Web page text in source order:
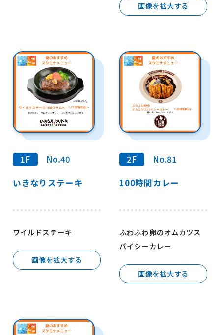
画像を拡大する
1F No.40
いきなりステーキ
ワイルドステーキ
画像を拡大する
2F No.81
100時間カレー
ふわふわ卵のオムカツス
パイシーカレー
画像を拡大する